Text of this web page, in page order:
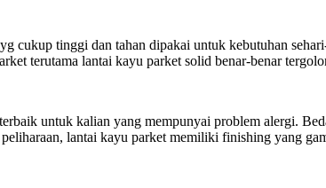
cukup tinggi dan tahan dipakai untuk kebutuhan
terutama lantai kayu parket solid benar-benar
untuk kalian yang mempunyai problem alergi.
lantai kayu parket memiliki finishing yang